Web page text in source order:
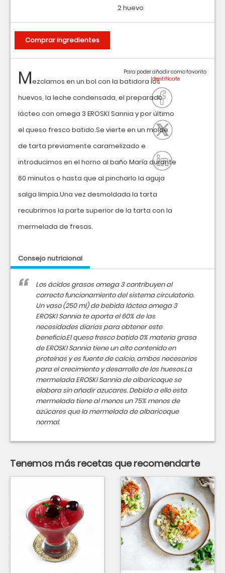
Mezclamos en un bol con la batidora los
huevos, la leche condensada, el preparado
lácteo con omega 3 EROSKI Sannia y por último
el queso fresco batido.Se vierte en un molde
de tarta previamente caramelizado e
introducimos en el horno al baño María durante
60 minutos o hasta que al pincharlo la aguja
salga limpia.Una vez desmoldada la tarta
recubrimos la parte superior de la tarta con la
mermelada de fresas.
Consejo nutricional
Los ácidos grasos omega 3 contribuyen al
correcto funcionamiento del sistema circulatorio.
Un vaso (250 ml) de bebida láctea omega 3
EROSKI Sannia te aporta el 60% de las
necesidades diarias para obtener este
beneficio.El queso fresco batido 0% materia grasa
de EROSKI Sannia tiene un alto contenido en
proteínas y es fuente de calcio, ambos necesarios
para el crecimiento y desarrollo de los huesos.La
mermelada EROSKI Sannia de albaricoque se
elabora sin añadir azucares. Debido a ello esta
mermelada tiene al menos un 75% menos de
azúcares que la mermelada de albaricoque
normal.
Para poder añadir como favorito
2 huevo
Comprar ingredientes
Tenemos más recetas que recomendarte